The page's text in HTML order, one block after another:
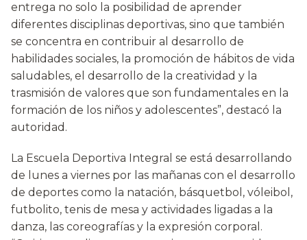
entrega no solo la posibilidad de aprender
diferentes disciplinas deportivas, sino que también
se concentra en contribuir al desarrollo de
habilidades sociales, la promoción de hábitos de vida
saludables, el desarrollo de la creatividad y la
trasmisión de valores que son fundamentales en la
formación de los niños y adolescentes”, destacó la
autoridad.
La Escuela Deportiva Integral se está desarrollando
de lunes a viernes por las mañanas con el desarrollo
de deportes como la natación, básquetbol, vóleibol,
futbolito, tenis de mesa y actividades ligadas a la
danza, las coreografías y la expresión corporal.